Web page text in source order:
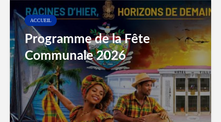
ACCUEIL
Programme de la Fête
Communale 2026